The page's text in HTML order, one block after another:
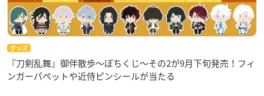
グッズ
『刀剣乱舞』御伴散歩～ぽちくじ～その2が9月下旬発売！フィ
ンガーパペットや近侍ピンシールが当たる